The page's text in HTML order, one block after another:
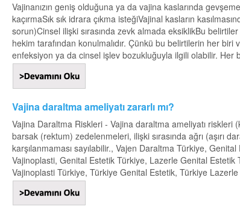
Vajinanızın geniş olduğuna ya da vajina kaslarında
kaçırmaSık sık idrara çıkma isteğiVajinal kasların
sorun)Cinsel ilişki sırasında zevk almada eksiklikBu
hekim tarafından konulmalıdır. Çünkü bu belirtilerin her
enfeksiyon ya da cinsel işlev bozukluğuyla ilgili olabilir. Her
Vajina daraltma ameliyatı zararlı mı?
Vajina Daraltma Riskleri - Vajina daraltma ameliyatı riskleri
barsak (rektum) zedelenmeleri, ilişki sırasında ağrı (aşırı
karşılanmaması sayılabilir., Vajen Daraltma Türkiye,
Vajinoplasti, Genital Estetik Türkiye, Lazerle Genital
Vajinoplasti Türkiye, Türkiye Genital Estetik, Türkiye